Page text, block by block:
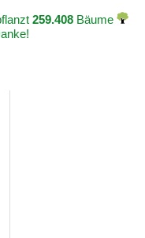
259.408Bäume